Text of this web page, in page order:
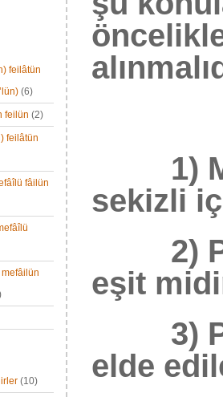
feilâtün
(6)
feilün (2)
feilâtün
fâilün
(10)
1)
sekizli
2)
eşit
3)
elde